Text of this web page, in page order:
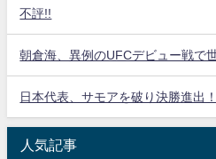
不評!!
朝倉海、異例のUFCデビュー戦で
日本代表、サモアを破り決勝進出！
人気記事